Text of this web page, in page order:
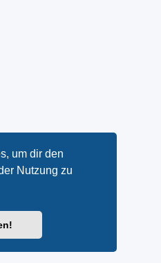
um dir den
Nutzung zu